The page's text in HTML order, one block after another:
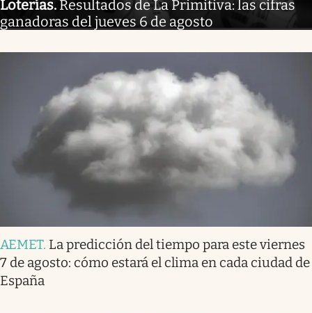
Loterías. Resultados de La Primitiva: las cifras
ganadoras del jueves 6 de agosto
AEMET. La predicción del tiempo para este viernes
7 de agosto: cómo estará el clima en cada ciudad de
España